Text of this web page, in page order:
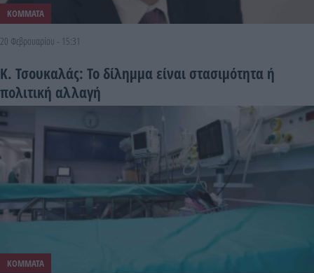
ΚΟΜΜΑΤΑ
20 Φεβρουαρίου - 15:31
Κ. Τσουκαλάς: Το δίλημμα είναι στασιμότητα ή
πολιτική αλλαγή
ΚΟΜΜΑΤΑ